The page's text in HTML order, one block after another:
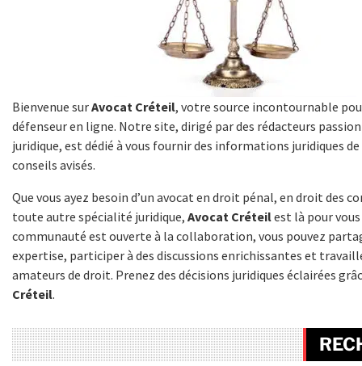
Bienvenue surAvocat Créteil, votre source incontournable
défenseur en ligne. Notre site, dirigé par des rédacteurs
juridique, est dédié à vous fournir des informations juridiques
conseils avisés.
Que vous ayez besoin d’un avocat en droit pénal, en droit des
toute autre spécialité juridique, Avocat Créteilest là pour
communauté est ouverte à la collaboration, vous pouvez
expertise, participer à des discussions enrichissantes et
amateurs de droit. Prenez des décisions juridiques éclairées
Créteil.